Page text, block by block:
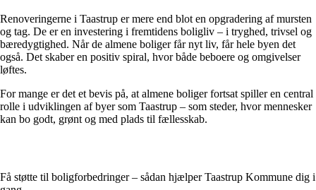
Renoveringerne i Taastrup er mere end blot en opgradering af mursten
og tag. De er en investering i fremtidens boligliv – i tryghed, trivsel og
bæredygtighed. Når de almene boliger får nyt liv, får hele byen det
også. Det skaber en positiv spiral, hvor både beboere og omgivelser
løftes.
For mange er det et bevis på, at almene boliger fortsat spiller en central
rolle i udviklingen af byer som Taastrup – som steder, hvor mennesker
kan bo godt, grønt og med plads til fællesskab.
Få støtte til boligforbedringer – sådan hjælper Taastrup Kommune dig i